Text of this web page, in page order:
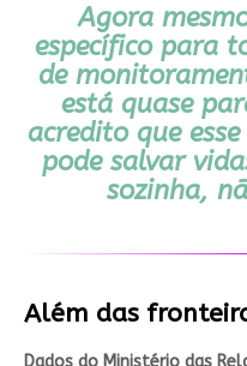
Agora
específico para
de
está quase
acredito que
pode salvar
sozinha,
Além das
Dados do Ministério das